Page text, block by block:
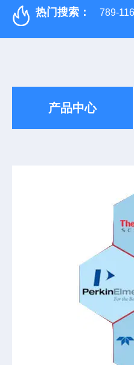
热门搜索： 789-
产品中心